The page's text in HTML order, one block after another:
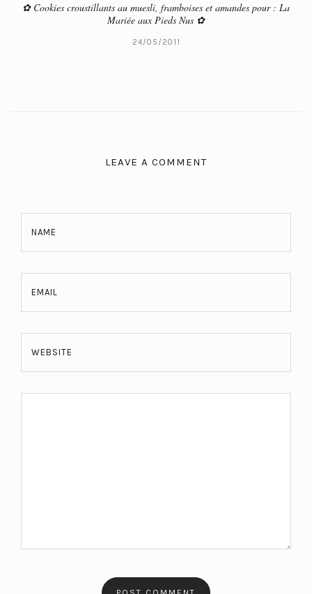
✿ Cookies croustillants au muesli, framboises et amandes pour : La
Mariée aux Pieds Nus ✿
24/05/2011
LEAVE A COMMENT
NAME
EMAIL
WEBSITE